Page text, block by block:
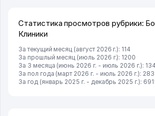
Статистика просмотров рубрики:
Клиники
За текущий месяц (август 2026 г.): 114
За прошлый месяц (июль 2026 г.): 1200
За 3 месяца (июнь 2026 г. - июль 2026 г.):
За пол года (март 2026 г. - июль 2026 г.):
За год (январь 2025 г. - декабрь 2025 г.):